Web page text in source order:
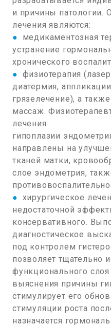
и причины
лечения являются:
● медикаментозная
устранение
хронического
● физиотерапия
диатермия,
грязелечение), а
массаж.
лечения
гипоплазии
направлены на
тканей матки,
слое эндометрия,
● хирургическое
недостаточной
консервативного.
диагностическое
под контролем
позволяет тщательно
функционального
выяснения причины
стимулирует его
стимуляции роста
назначается